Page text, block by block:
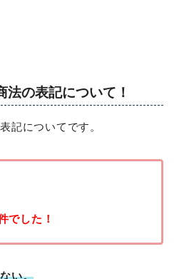
法の表記について！
記についてです。
でした！
い。